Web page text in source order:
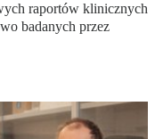
raportów klinicznych
badanych przez